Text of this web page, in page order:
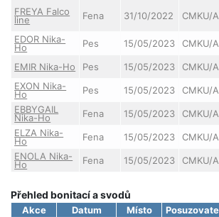
FREYA Falco
line Fena 31/10/2022 CMKU/
EDOR Nika-
Ho Pes 15/05/2023 CMKU/
EMIR Nika-Ho
Pes 15/05/2023 CMKU/
EXON Nika-
Ho Pes 15/05/2023 CMKU/
EBBYGAIL
Nika-Ho Fena 15/05/2023 CMKU/
ELZA Nika-
Ho Fena 15/05/2023 CMKU/
ENOLA Nika-
Ho Fena 15/05/2023 CMKU/
Přehled bonitací a svodů
Akce Datum Místo